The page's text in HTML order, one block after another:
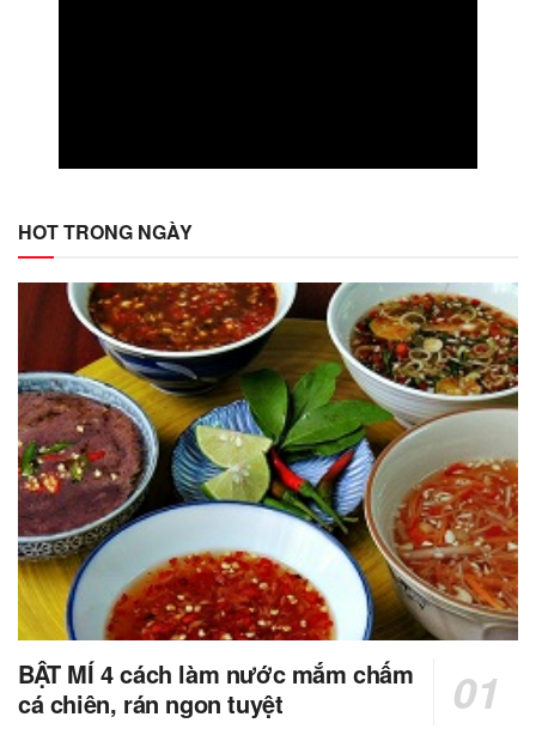
HOT TRONG NGÀY
BẬT MÍ 4 cách làm nước mắm chấm
cá chiên, rán ngon tuyệt